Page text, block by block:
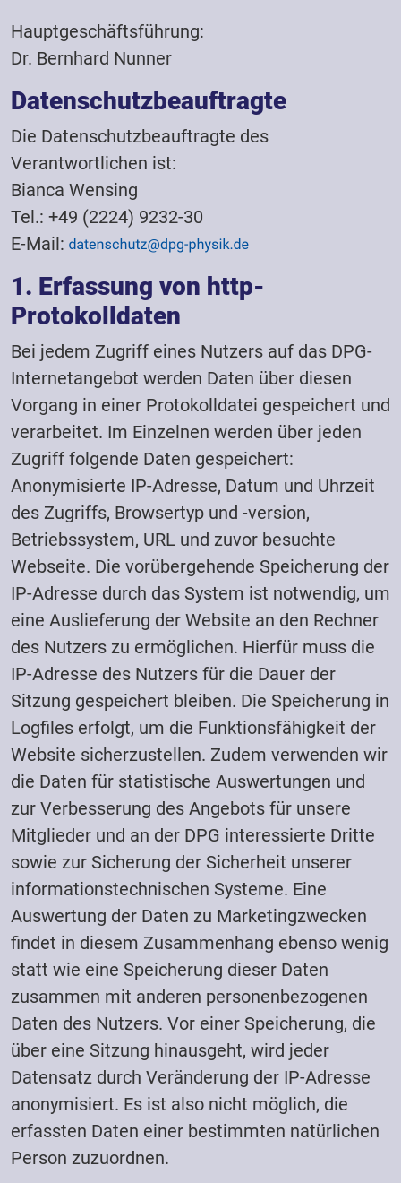
Hauptgeschäftsführung:
Dr. Bernhard Nunner
Datenschutzbeauftragte
Die Datenschutzbeauftragte des
Verantwortlichen ist:
Bianca Wensing
Tel.: +49 (2224) 9232-30
E-Mail:
1. Erfassung von http-
Protokolldaten
Bei jedem Zugriff eines Nutzers auf das DPG-
Internetangebot werden Daten über diesen
Vorgang in einer Protokolldatei gespeichert und
verarbeitet. Im Einzelnen werden über jeden
Zugriff folgende Daten gespeichert:
Anonymisierte IP-Adresse, Datum und Uhrzeit
des Zugriffs, Browsertyp und -version,
Betriebssystem, URL und zuvor besuchte
Webseite. Die vorübergehende Speicherung der
IP-Adresse durch das System ist notwendig, um
eine Auslieferung der Website an den Rechner
des Nutzers zu ermöglichen. Hierfür muss die
IP-Adresse des Nutzers für die Dauer der
Sitzung gespeichert bleiben. Die Speicherung in
Logfiles erfolgt, um die Funktionsfähigkeit der
Website sicherzustellen. Zudem verwenden wir
die Daten für statistische Auswertungen und
zur Verbesserung des Angebots für unsere
Mitglieder und an der DPG interessierte Dritte
sowie zur Sicherung der Sicherheit unserer
informationstechnischen Systeme. Eine
Auswertung der Daten zu Marketingzwecken
findet in diesem Zusammenhang ebenso wenig
statt wie eine Speicherung dieser Daten
zusammen mit anderen personenbezogenen
Daten des Nutzers. Vor einer Speicherung, die
über eine Sitzung hinausgeht, wird jeder
Datensatz durch Veränderung der IP-Adresse
anonymisiert. Es ist also nicht möglich, die
erfassten Daten einer bestimmten natürlichen
Person zuzuordnen.